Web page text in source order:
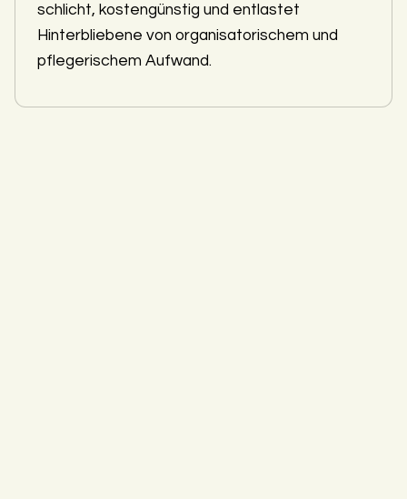
schlicht, kostengünstig und entlastet
Hinterbliebene von organisatorischem und
pflegerischem Aufwand.